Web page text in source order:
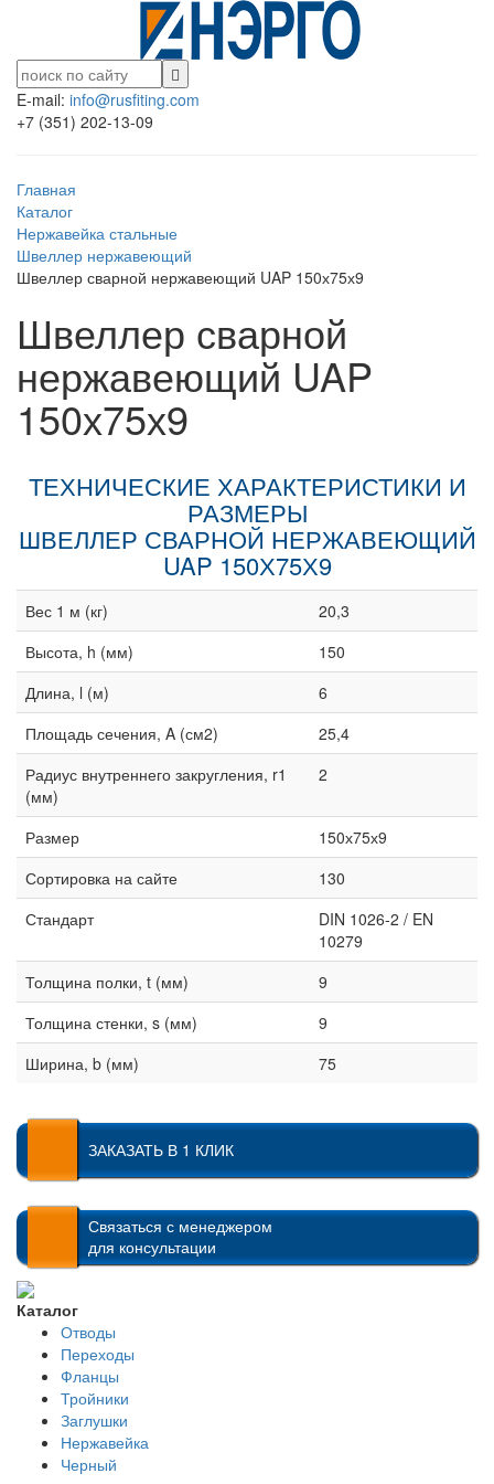
E-mail: info@rusfiting.com
+7 (351) 202-13-09
Главная
Каталог
Нержавейка стальные
Швеллер нержавеющий
Швеллер сварной нержавеющий UAP 150х75х9
Швеллер сварной
нержавеющий UAP
150х75х9
ТЕХНИЧЕСКИЕ ХАРАКТЕРИСТИКИ И
РАЗМЕРЫ
ШВЕЛЛЕР СВАРНОЙ НЕРЖАВЕЮЩИЙ
UAP 150Х75Х9
Вес 1 м (кг)
20,3
Высота, h (мм)
150
Длина, l (м)
6
Площадь сечения, A (см2)
25,4
Радиус внутреннего закругления, r1
(мм)
2
Размер
150х75х9
Сортировка на сайте
130
Стандарт
DIN 1026-2 / EN
10279
Толщина полки, t (мм)
9
Толщина стенки, s (мм)
9
Ширина, b (мм)
75
ЗАКАЗАТЬ В 1 КЛИК
Связаться с менеджером
для консультации
Каталог
Отводы
Переходы
Фланцы
Тройники
Заглушки
Нержавейка
Черный